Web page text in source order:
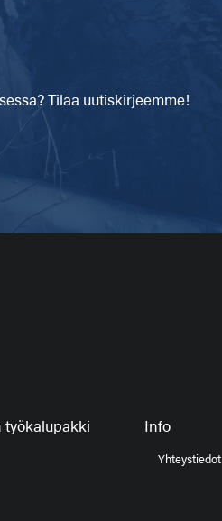
Tilaa uutiskirjeemme!
työkalupakki Info
Yhteystiedot